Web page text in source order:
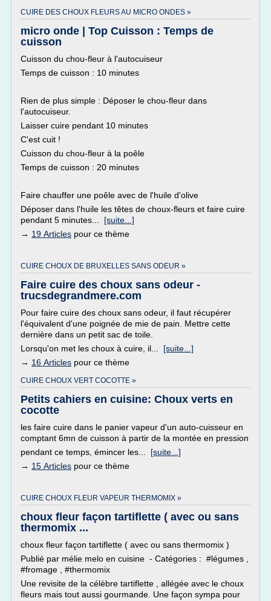
CUIRE DES CHOUX FLEURS AU MICRO ONDES »
micro onde | Top Cuisson : Temps de
cuisson
Cuisson du chou-fleur à l'autocuiseur
Temps de cuisson : 10 minutes
Rien de plus simple : Déposer le chou-fleur dans
l'autocuiseur.
Laisser cuire pendant 10 minutes
C'est cuit !
Cuisson du chou-fleur à la poêle
Temps de cuisson : 20 minutes
Faire chauffer une poêle avec de l'huile d'olive
Déposer dans l'huile les têtes de choux-fleurs et faire cuire
pendant 5 minutes... [suite...]
→ 19 Articles pour ce thème
CUIRE CHOUX DE BRUXELLES SANS ODEUR »
Faire cuire des choux sans odeur -
trucsdegrandmere.com
Pour faire cuire des choux sans odeur, il faut récupérer
l'équivalent d'une poignée de mie de pain. Mettre cette
dernière dans un petit sac de toile.
Lorsqu'on met les choux à cuire, il... [suite...]
→ 16 Articles pour ce thème
CUIRE CHOUX VERT COCOTTE »
Petits cahiers en cuisine: Choux verts en
cocotte
les faire cuire dans le panier vapeur d'un auto-cuisseur en
comptant 6mn de cuisson à partir de la montée en pression
pendant ce temps, émincer les... [suite...]
→ 15 Articles pour ce thème
CUIRE CHOUX FLEUR VAPEUR THERMOMIX »
choux fleur façon tartiflette ( avec ou sans
thermomix ...
choux fleur façon tartiflette ( avec ou sans thermomix )
Publié par mélie melo en cuisine - Catégories : #légumes ,
#fromage , #thermomix
Une revisite de la célèbre tartiflette , allégée avec le choux
fleurs mais tout aussi gourmande. Une façon sympa pour